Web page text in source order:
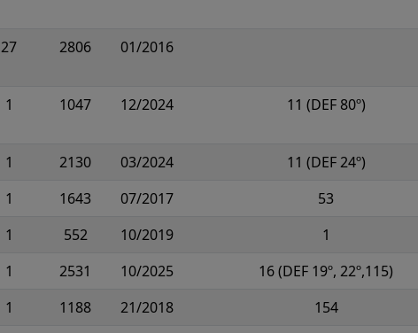
27 2806 01/2016
1 1047 12/2024 11 (DEF 80º)
1 2130 03/2024 11 (DEF 24º)
1 1643 07/2017 53
1 552 10/2019 1
1 2531 10/2025 16 (DEF 19º, 22º,115)
1 1188 21/2018 154